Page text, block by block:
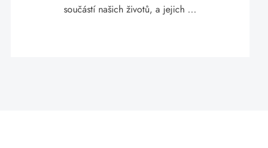
součástí našich životů, a jejich ...